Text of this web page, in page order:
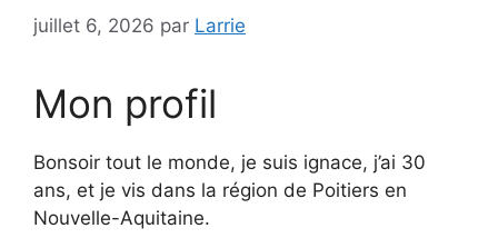
juillet 6, 2026 par Larrie
Mon profil
Bonsoir tout le monde, je suis ignace, j’ai 30
ans, et je vis dans la région de Poitiers en
Nouvelle-Aquitaine.